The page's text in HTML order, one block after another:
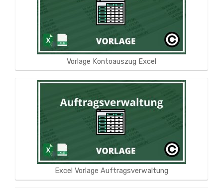
Vorlage Kontoauszug Excel
Excel Vorlage Auftragsverwaltung